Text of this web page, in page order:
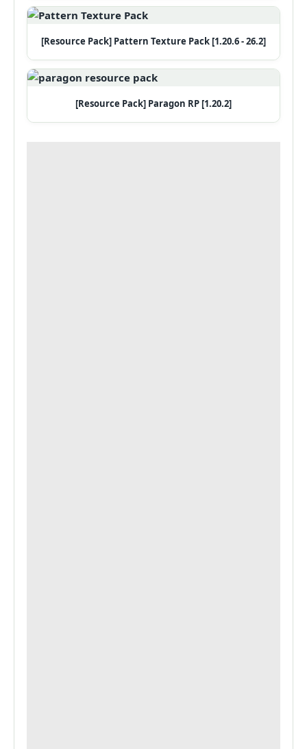
[Resource Pack] Pattern Texture Pack [1.20.6 - 26.2]
[Resource Pack] Paragon RP [1.20.2]